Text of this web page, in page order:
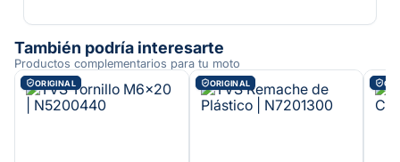
También podría interesarte
Productos complementarios para tu moto
ORIGINAL ORIGINAL